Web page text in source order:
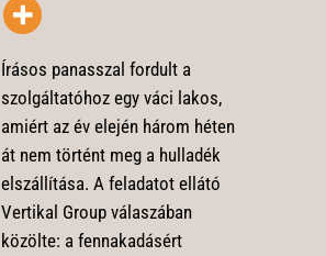
Írásos panasszal fordult a
szolgáltatóhoz egy váci lakos,
amiért az év elején három héten
át nem történt meg a hulladék
elszállítása. A feladatot ellátó
Vertikal Group válaszában
közölte: a fennakadásért